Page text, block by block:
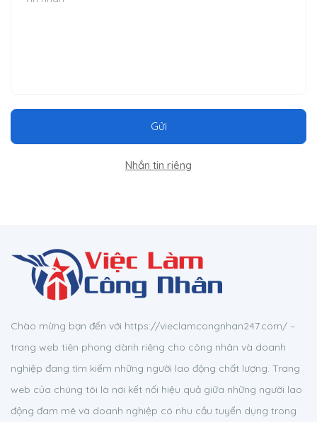
Gửi
Nhắn tin riêng
Chào mừng bạn đến với https://vieclamcongnhan247.com/ –
trang web tiên phong dành riêng cho công nhân và doanh
nghiệp đang tìm kiếm những người lao động chất lượng. Trang
web của chúng tôi là nơi kết nối hiệu quả giữa những người lao
động đam mê và doanh nghiệp có nhu cầu tuyển dụng trong